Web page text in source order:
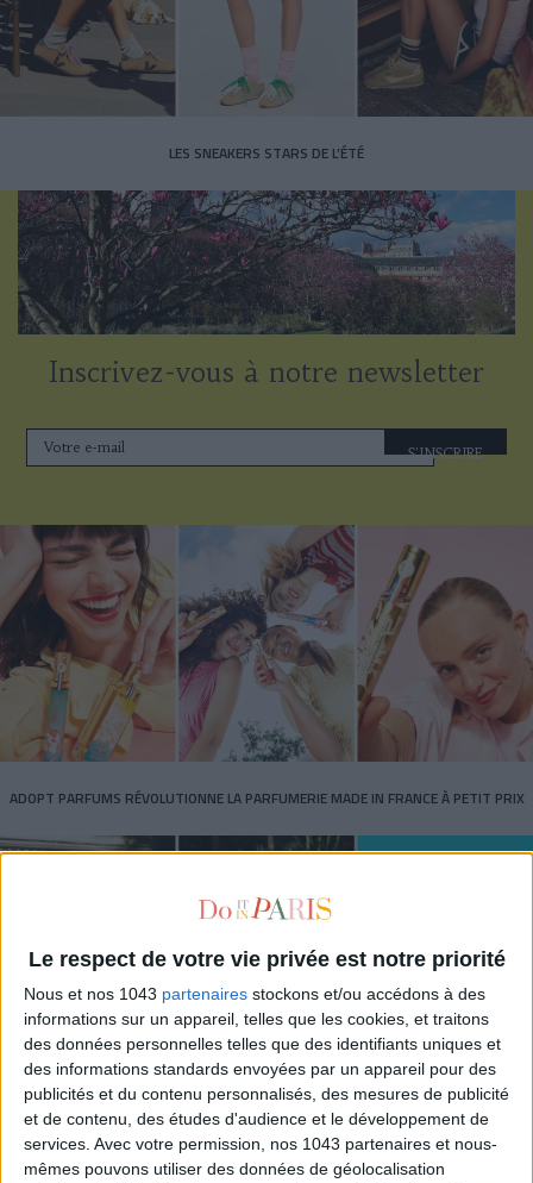
Le respect de votre vie privée est notre priorité
Nous et nos 1043 partenaires stockons et/ou accédons à des
informations sur un appareil, telles que les cookies, et traitons
des données personnelles telles que des identifiants uniques et
des informations standards envoyées par un appareil pour des
publicités et du contenu personnalisés, des mesures de publicité
et de contenu, des études d'audience et le développement de
services. Avec votre permission, nos 1043 partenaires et nous-
mêmes pouvons utiliser des données de géolocalisation
LES SNEAKERS STARS DE L’ÉTÉ
Inscrivez-vous à notre newsletter
S'INSCRIRE
ADOPT PARFUMS RÉVOLUTIONNE LA PARFUMERIE MADE IN FRANCE À PETIT PRIX
TOUT CE QUE VOUS DEVEZ FAIRE À PARIS EN AOÛT